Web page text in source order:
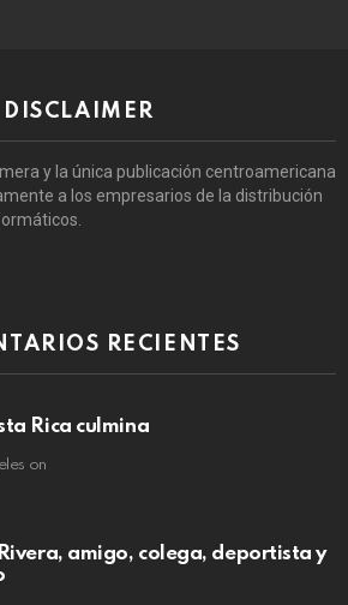
DISCLAIMER
y la única publicación centroamericana
a los empresarios de la distribución
RECIENTES
Rica culmina
on
amigo, colega, deportista y